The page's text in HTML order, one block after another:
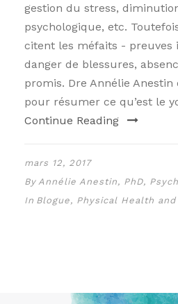
gestion du stress,
psychologique, etc.
citent les méfaits - preuves
danger de blessures,
promis. Dre Annélie
pour résumer ce qu’est le
Continue Reading
mars 12, 2017
By Annélie Anestin, PhD,
In Blogue, Physical Health